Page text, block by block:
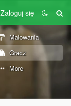
Zaloguj się
Malowania
Gracz
More